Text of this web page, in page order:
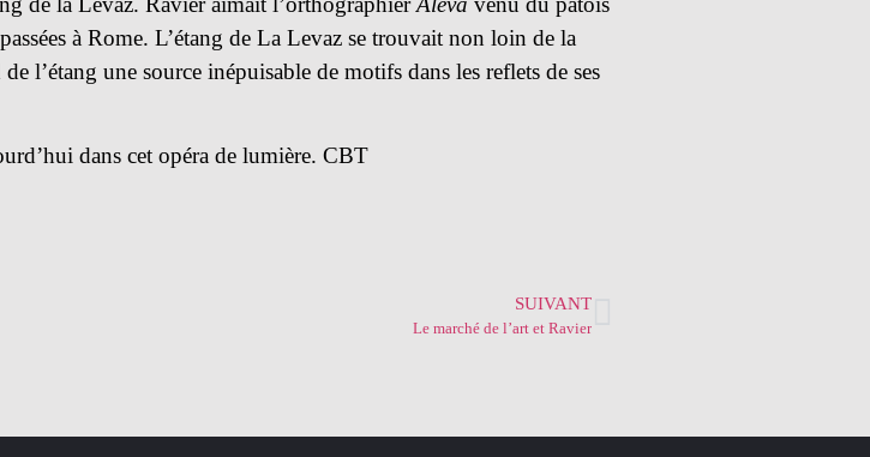
à Rome. L’étang de La Levaz se trouvait non loin de la
l’étang une source inépuisable de motifs dans les reflets de ses
dans cet opéra de lumière. CBT
SUIVANT
Le marché de l’art et Ravier